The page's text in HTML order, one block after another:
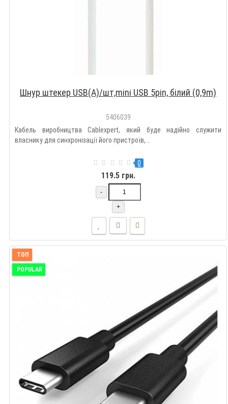
Шнур штекер USB(A)/шт,mini USB 5pin, білий (0,9m)
5406039
Кабель виробництва Cablexpert, який буде надійно служити
власнику для синхронізації його пристроїв, ..
0
119.5 грн.
-
+
ТОП
POPULAR